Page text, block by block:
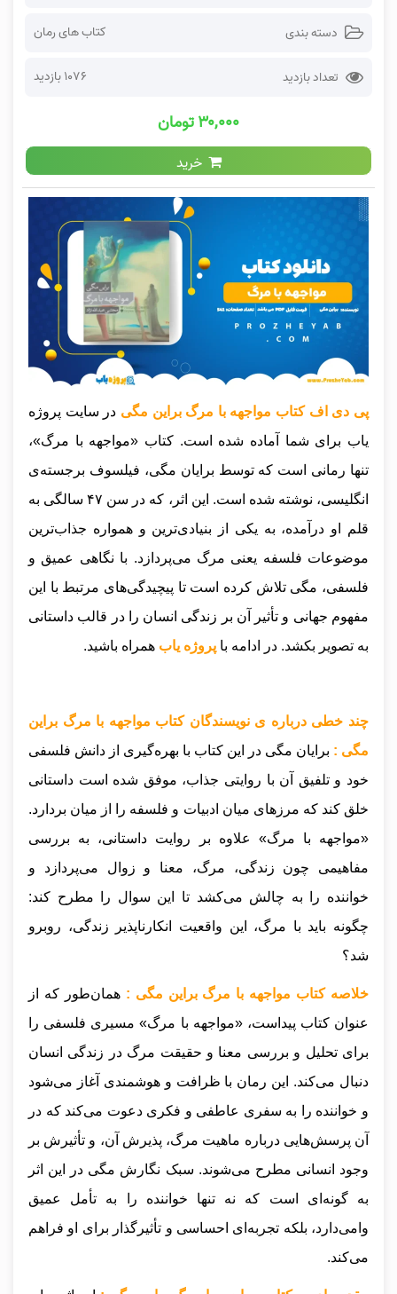
دسته بندی کتاب های رمان
تعداد بازدید 1076 بازدید
۳۰,۰۰۰ تومان
خرید
پی دی اف کتاب مواجهه با مرگ براین مگی در سایت پروژه
یاب برای شما آماده شده است. کتاب «مواجهه با مرگ»،
تنها رمانی است که توسط برایان مگی، فیلسوف برجسته‌ی
انگلیسی، نوشته شده است. این اثر، که در سن ۴۷ سالگی به
قلم او درآمده، به یکی از بنیادی‌ترین و همواره جذاب‌ترین
موضوعات فلسفه یعنی مرگ می‌پردازد. با نگاهی عمیق و
فلسفی، مگی تلاش کرده است تا پیچیدگی‌های مرتبط با این
مفهوم جهانی و تأثیر آن بر زندگی انسان را در قالب داستانی
به تصویر بکشد. در ادامه با پروژه یاب همراه باشید.
چند خطی درباره ی نویسندگان کتاب مواجهه با مرگ براین
مگی : برایان مگی در این کتاب با بهره‌گیری از دانش فلسفی
خود و تلفیق آن با روایتی جذاب، موفق شده است داستانی
خلق کند که مرزهای میان ادبیات و فلسفه را از میان بردارد.
«مواجهه با مرگ» علاوه بر روایت داستانی، به بررسی
مفاهیمی چون زندگی، مرگ، معنا و زوال می‌پردازد و
خواننده را به چالش می‌کشد تا این سوال را مطرح کند:
چگونه باید با مرگ، این واقعیت انکارناپذیر زندگی، روبرو
شد؟
خلاصه کتاب مواجهه با مرگ براین مگی : همان‌طور که از
عنوان کتاب پیداست، «مواجهه با مرگ» مسیری فلسفی را
برای تحلیل و بررسی معنا و حقیقت مرگ در زندگی انسان
دنبال می‌کند. این رمان با ظرافت و هوشمندی آغاز می‌شود
و خواننده را به سفری عاطفی و فکری دعوت می‌کند که در
آن پرسش‌هایی درباره ماهیت مرگ، پذیرش آن، و تأثیرش بر
وجود انسانی مطرح می‌شوند. سبک نگارش مگی در این اثر
به گونه‌ای است که نه تنها خواننده را به تأمل عمیق
وا‌می‌دارد، بلکه تجربه‌ای احساسی و تأثیرگذار برای او فراهم
می‌کند.